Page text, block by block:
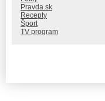
Pravda.sk
Recepty
Šport
TV program